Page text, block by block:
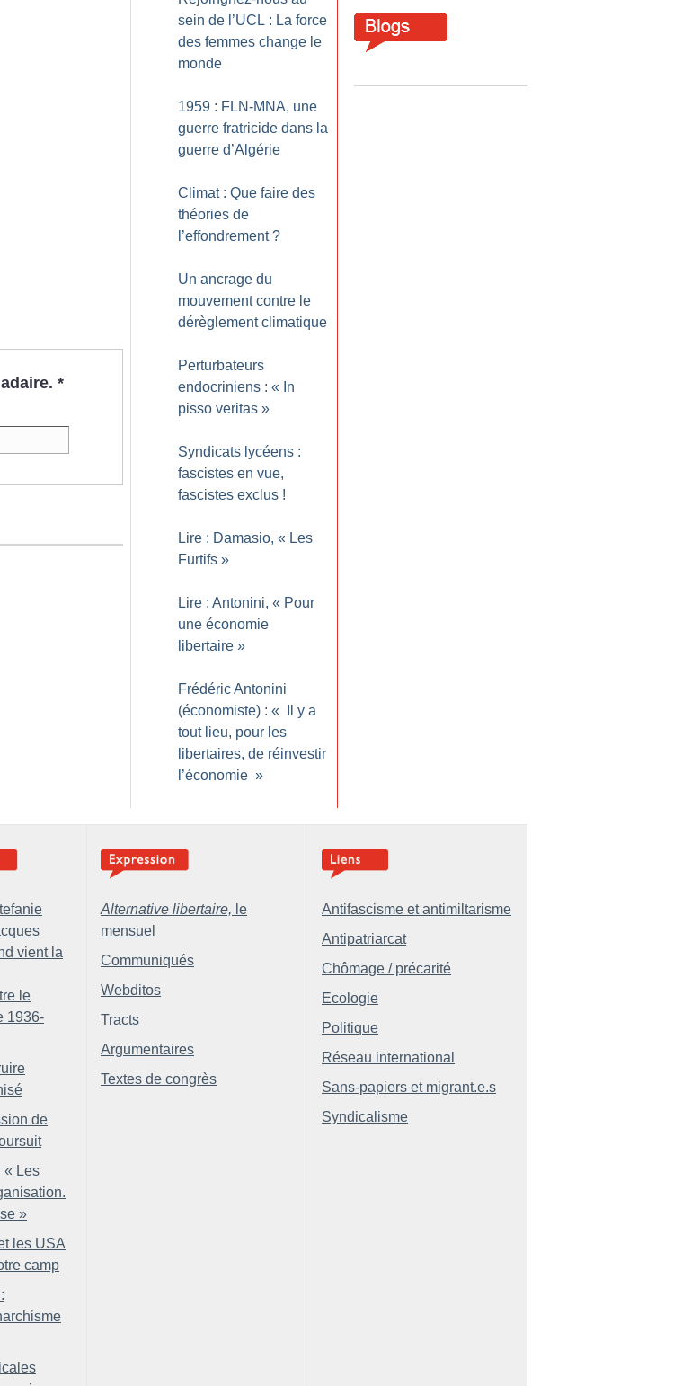
*
sein de l’UCL : La force
des femmes change le
monde
1959 : FLN-MNA, une
guerre fratricide dans la
guerre d’Algérie
Climat : Que faire des
théories de
l’effondrement ?
Un ancrage du
mouvement contre le
dérèglement climatique
Perturbateurs
endocriniens : « In
pisso veritas »
Syndicats lycéens :
fascistes en vue,
fascistes exclus !
Lire : Damasio, « Les
Furtifs »
Lire : Antonini, « Pour
une économie
libertaire »
Frédéric Antonini
(économiste) : «
Il y a
tout lieu, pour les
libertaires, de réinvestir
l’économie »
vient la
le
1936-
de
« Les
»
les USA
camp
Alternative libertaire, le
mensuel
Communiqués
Webditos
Tracts
Argumentaires
Textes de congrès
Antifascisme et antimiltarisme
Antipatriarcat
Chômage / précarité
Ecologie
Politique
Réseau international
Sans-papiers et migrant.e.s
Syndicalisme